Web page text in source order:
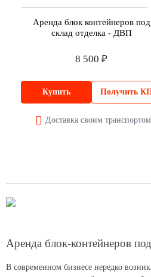
Аренда блок контейнеров под
склад отделка - ДВП
8 500 ₽
Купить Получить
Доставка своим транспортом
Аренда блок-контейнеров
В современном бизнесе нередко